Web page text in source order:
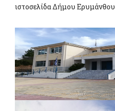
ιστοσελίδα Δήμου Ερυμάνθου